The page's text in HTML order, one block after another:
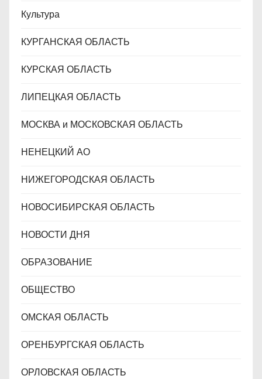
Культура
КУРГАНСКАЯ ОБЛАСТЬ
КУРСКАЯ ОБЛАСТЬ
ЛИПЕЦКАЯ ОБЛАСТЬ
МОСКВА и МОСКОВСКАЯ ОБЛАСТЬ
НЕНЕЦКИЙ АО
НИЖЕГОРОДСКАЯ ОБЛАСТЬ
НОВОСИБИРСКАЯ ОБЛАСТЬ
НОВОСТИ ДНЯ
ОБРАЗОВАНИЕ
ОБЩЕСТВО
ОМСКАЯ ОБЛАСТЬ
ОРЕНБУРГСКАЯ ОБЛАСТЬ
ОРЛОВСКАЯ ОБЛАСТЬ